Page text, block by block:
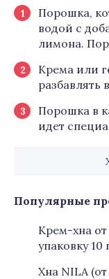
Порошка,
водой с
лимона.
Крема или
разбавлять
Порошка в
идет
Популярные
Крем-хна
упаковку 10
Хна NILA (от